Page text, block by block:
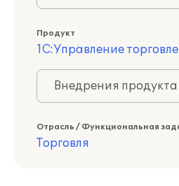
Продукт
1С:Управление
Внедрения
Отрасль / Функциональная
Торговля